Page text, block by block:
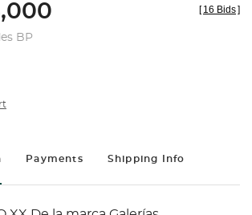
BP
[ 16 Bids]
Payments Shipping Info